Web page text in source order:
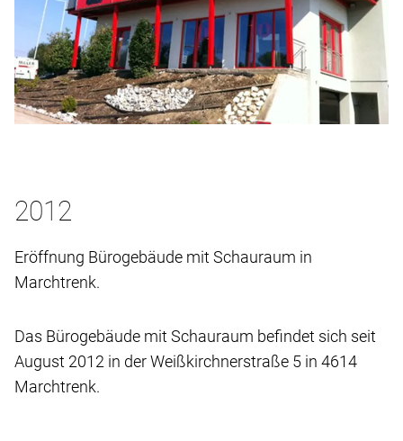
2012
Eröffnung Bürogebäude mit Schauraum in
Marchtrenk.
Das Bürogebäude mit Schauraum befindet sich seit
August 2012 in der Weißkirchnerstraße 5 in 4614
Marchtrenk.